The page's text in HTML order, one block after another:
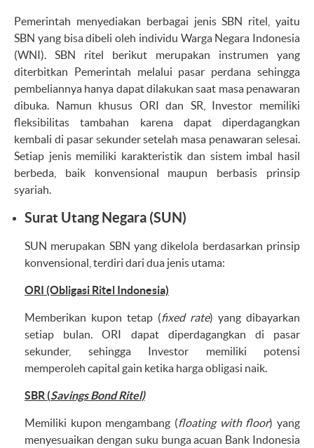
Pemerintah menyediakan berbagai jenis SBN ritel, yaitu
SBN yang bisa dibeli oleh individu Warga Negara Indonesia
(WNI). SBN ritel berikut merupakan instrumen yang
diterbitkan Pemerintah melalui pasar perdana sehingga
pembeliannya hanya dapat dilakukan saat masa penawaran
dibuka. Namun khusus ORI dan SR, Investor memiliki
fleksibilitas tambahan karena dapat diperdagangkan
kembali di pasar sekunder setelah masa penawaran selesai.
Setiap jenis memiliki karakteristik dan sistem imbal hasil
berbeda, baik konvensional maupun berbasis prinsip
syariah.
Surat Utang Negara (SUN)
SUN merupakan SBN yang dikelola berdasarkan prinsip
konvensional, terdiri dari dua jenis utama:
ORI (Obligasi Ritel Indonesia)
Memberikan kupon tetap (fixed rate) yang dibayarkan
setiap bulan. ORI dapat diperdagangkan di pasar
sekunder, sehingga Investor memiliki potensi
memperoleh capital gain ketika harga obligasi naik.
SBR (Savings Bond Ritel)
Memiliki kupon mengambang (floating with floor) yang
menyesuaikan dengan suku bunga acuan Bank Indonesia